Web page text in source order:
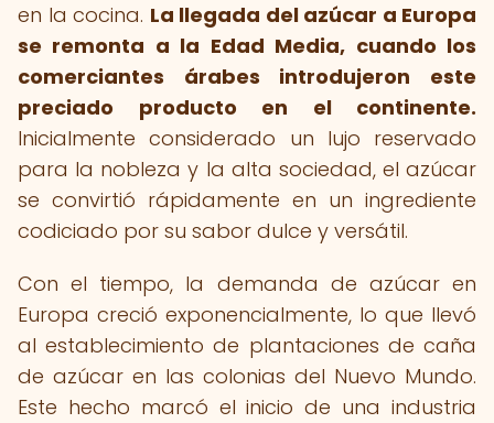
en la cocina. La llegada del azúcar a Europa
se remonta a la Edad Media, cuando los
comerciantes árabes introdujeron este
preciado producto en el continente.
Inicialmente considerado un lujo reservado
para la nobleza y la alta sociedad, el azúcar
se convirtió rápidamente en un ingrediente
codiciado por su sabor dulce y versátil.
Con el tiempo, la demanda de azúcar en
Europa creció exponencialmente, lo que llevó
al establecimiento de plantaciones de caña
de azúcar en las colonias del Nuevo Mundo.
Este hecho marcó el inicio de una industria